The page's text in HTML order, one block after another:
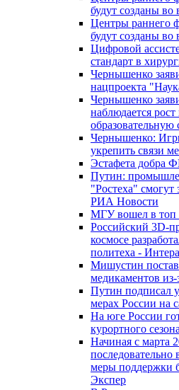
будут созданы во
Центры раннего
будут созданы во
Цифровой
стандарт в
Чернышенко
нацпроекта
Чернышенко
наблюдается
Чернышенко:
укрепить связи
Эстафета добра
Путин:
"Ростеха" смогут
РИА Новости
МГУ вошел в топ
Российский 3D-
космосе
политеха -
Мишустин
медикаментов
Путин подписал
мерах России на
На юге России
курортного
Начиная с марта
меры поддержки
Экспер